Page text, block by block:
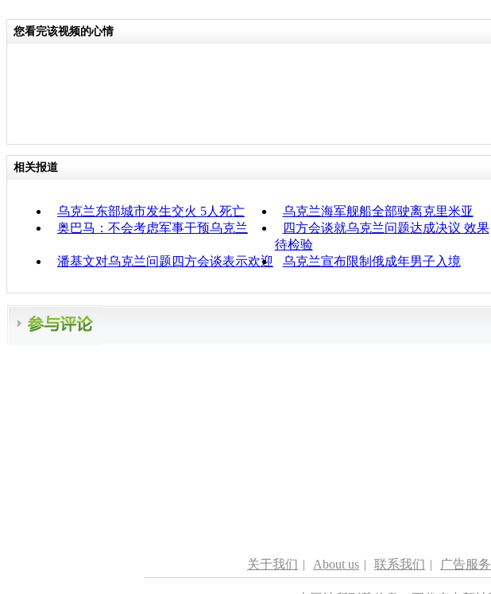
您看完该视频的心情
相关报道
乌克兰东部城市发生交火 5人死亡
乌克兰海军舰船全部驶离克里米亚
奥巴马：不会考虑军事干预乌克兰
四方会谈就乌克兰问题达成决议 效果
待检验
潘基文对乌克兰问题四方会谈表示欢迎
乌克兰宣布限制俄成年男子入境
关于我们 | About us | 联系我们 | 广告服务